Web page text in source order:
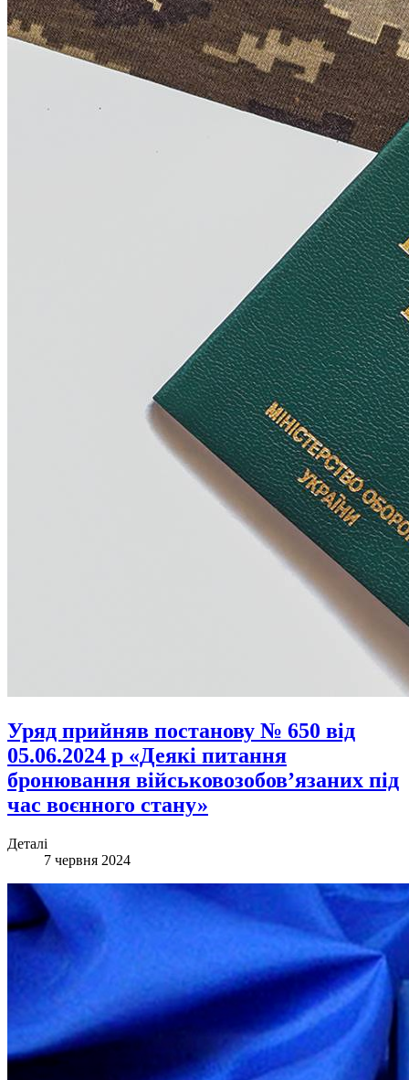
Уряд прийняв постанову № 650 від
05.06.2024 р «Деякі питання
бронювання військовозобов’язаних під
час воєнного стану»
Деталі
7 червня 2024